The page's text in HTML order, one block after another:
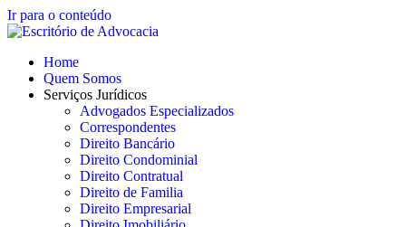
Ir para o conteúdo
Home
Quem Somos
Serviços Jurídicos
Advogados Especializados
Correspondentes
Direito Bancário
Direito Condominial
Direito Contratual
Direito de Familia
Direito Empresarial